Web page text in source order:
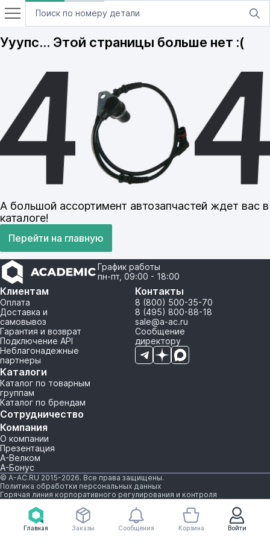
Главная Войти
Заказы Сообщения Корзина
Ууупс… Этой страницы больше нет :(
А большой ассортимент автозапчастей ждет вас в
каталоге!
Перейти на главную
График работы
пн-пт, 09:00 - 18:00
Клиентам
Оплата
Доставка и
самовывоз
Гарантия и возврат
Подключение API
Неблагонадежные
партнеры
Каталоги
Каталог по товарным
группам
Каталог по брендам
Сотрудничество
Компания
О компании
Презентация
А-Велком
А-Бонус
Контакты
8 (800) 500-35-70
8 (495) 800-88-18
sale@a-ac.ru
Сообщение
директору
© A-AC.RU 2015-2026. Все права защищены.
Политика обработки персональных данных
Горячая линия корпоративного регулирования и контроля